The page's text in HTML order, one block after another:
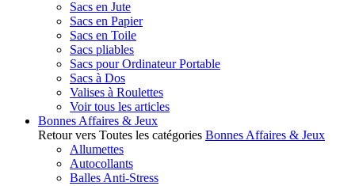
Sacs en Jute
Sacs en Papier
Sacs en Toile
Sacs pliables
Sacs pour Ordinateur Portable
Sacs à Dos
Valises à Roulettes
Voir tous les articles
Bonnes Affaires & Jeux
Retour vers Toutes les catégories Bonnes Affaires & Jeux
Allumettes
Autocollants
Balles Anti-Stress